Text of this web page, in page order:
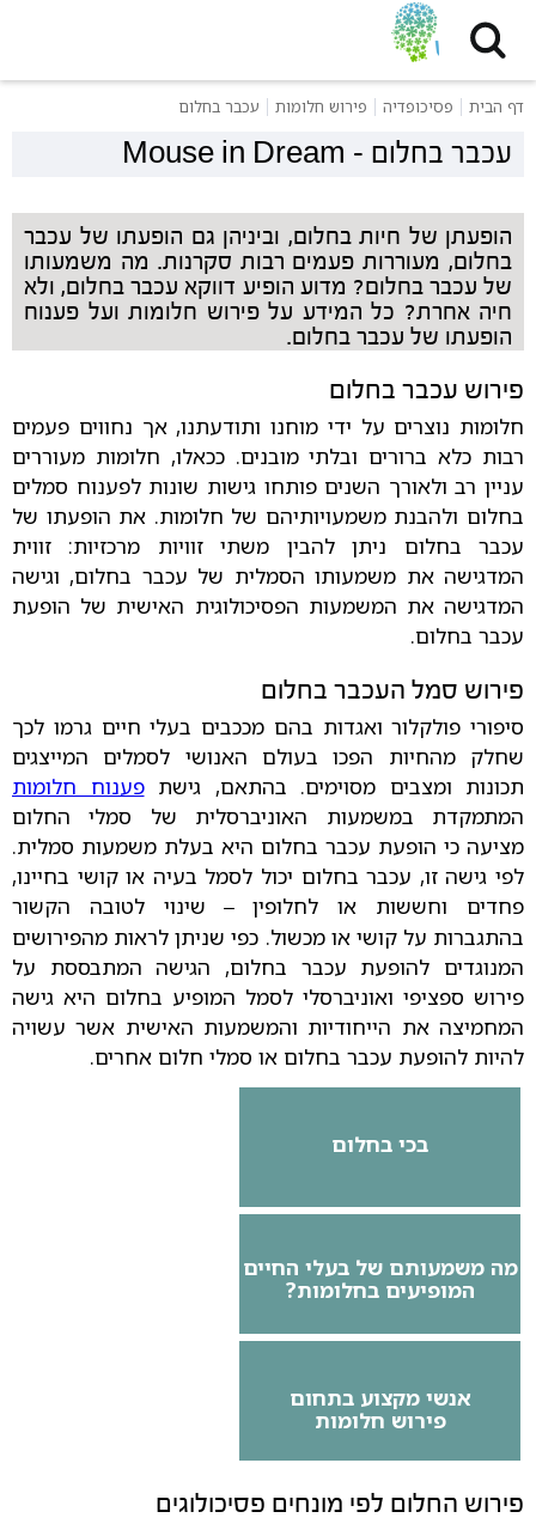
דף הבית פסיכופדיה פירוש חלומות עכבר בחלום
Mouse in Dream - עכבר בחלום
הופעתן של חיות בחלום, וביניהן גם הופעתו של עכבר
בחלום, מעוררות פעמים רבות סקרנות. מה משמעותו
של עכבר בחלום? מדוע הופיע דווקא עכבר בחלום, ולא
חיה אחרת? כל המידע על פירוש חלומות ועל פענוח
הופעתו של עכבר בחלום.
פירוש עכבר בחלום
חלומות נוצרים על ידי מוחנו ותודעתנו, אך נחווים פעמים
רבות כלא ברורים ובלתי מובנים. ככאלו, חלומות מעוררים
עניין רב ולאורך השנים פותחו גישות שונות לפענוח סמלים
בחלום ולהבנת משמעויותיהם של חלומות. את הופעתו של
עכבר בחלום ניתן להבין משתי זוויות מרכזיות: זווית
המדגישה את משמעותו הסמלית של עכבר בחלום, וגישה
המדגישה את המשמעות הפסיכולוגית האישית של הופעת
עכבר בחלום.
פירוש סמל העכבר בחלום
סיפורי פולקלור ואגדות בהם מככבים בעלי חיים גרמו לכך
שחלק מהחיות הפכו בעולם האנושי לסמלים המייצגים
תכונות ומצבים מסוימים. בהתאם, גישתפענוח חלומות
המתמקדת במשמעות האוניברסלית של סמלי החלום
מציעה כי הופעת עכבר בחלום היא בעלת משמעות סמלית.
לפי גישה זו, עכבר בחלום יכול לסמל בעיה או קושי בחיינו,
פחדים וחששות או לחלופין– שינוי לטובה הקשור
בהתגברות על קושי או מכשול. כפי שניתן לראות מהפירושים
המנוגדים להופעת עכבר בחלום, הגישה המתבססת על
פירוש ספציפי ואוניברסלי לסמל המופיע בחלום היא גישה
המחמיצה את הייחודיות והמשמעות האישית אשר עשויה
להיות להופעת עכבר בחלום או סמלי חלום אחרים.
בכי בחלום
מה משמעותם של בעלי החיים
המופיעים בחלומות?
אנשי מקצוע בתחום
פירוש חלומות
פירוש החלום לפי מונחים פסיכולוגים